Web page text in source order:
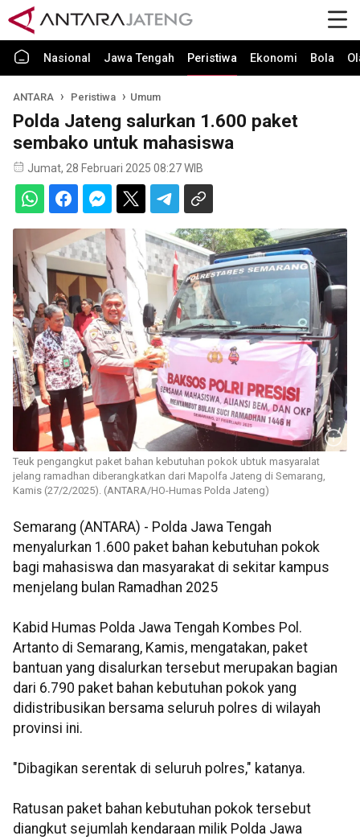
Nasional Jawa Tengah Peristiwa Ekonomi Bola
ANTARA Peristiwa Umum
Polda Jateng salurkan 1.600 paket
sembako untuk mahasiswa
Jumat, 28 Februari 2025 08:27 WIB
Teuk pengangkut paket bahan kebutuhan pokok ubtuk masyaralat
jelang ramadhan diberangkatkan dari Mapolfa Jateng di Semarang,
Kamis (27/2/2025). (ANTARA/HO-Humas Polda Jateng)
Semarang (ANTARA) - Polda Jawa Tengah
menyalurkan 1.600 paket bahan kebutuhan pokok
bagi mahasiswa dan masyarakat di sekitar kampus
menjelang bulan Ramadhan 2025
Kabid Humas Polda Jawa Tengah Kombes Pol.
Artanto di Semarang, Kamis, mengatakan, paket
bantuan yang disalurkan tersebut merupakan bagian
dari 6.790 paket bahan kebutuhan pokok yang
didistribusikan bersama seluruh polres di wilayah
provinsi ini.
"Dibagikan serentak di seluruh polres," katanya.
Ratusan paket bahan kebutuhan pokok tersebut
diangkut sejumlah kendaraan milik Polda Jawa